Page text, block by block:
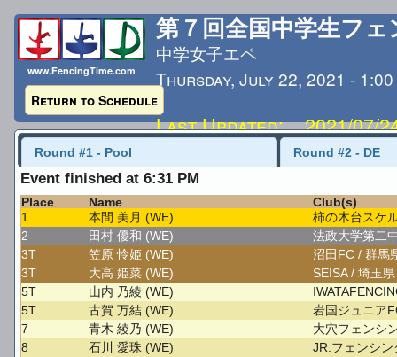
www.FencingTime.com
Return to Schedule
第７回全国中学生フ
中学女子エペ
Thursday, July 22, 2021 -
Last Updated: 2021/07/
Round #1 - Pool Round #2 - DE
Event finished at 6:31 PM
Place Name
Club(s)
1
本間 美月 (WE)
柿の木台スケ
2
田村 優和 (WE)
法政大学第二
3T
笠原 怜姫 (WE)
沼田FC / 群馬
3T
大高 姫菜 (WE)
SEISA / 埼玉
5T
山内 乃綾 (WE)
5T
古賀 万結 (WE)
岩国ジュニア
7
青木 綾乃 (WE)
大穴フェンシ
8
石川 愛珠 (WE)
JR.フェンシ